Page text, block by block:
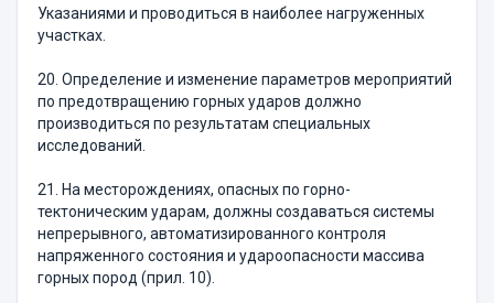
Указаниями и проводиться в наиболее нагруженных
участках.
20. Определение и изменение параметров мероприятий
по предотвращению горных ударов должно
производиться по результатам специальных
исследований.
21. На месторождениях, опасных по горно-
тектоническим ударам, должны создаваться системы
непрерывного, автоматизированного контроля
напряженного состояния и удароопасности массива
горных пород (прил. 10).